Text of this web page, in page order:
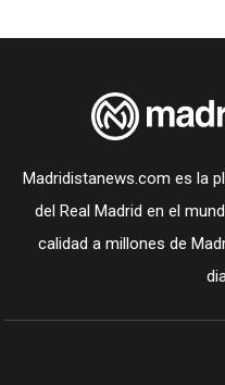
Madridistanews.com es la
del Real Madrid en el
calidad a millones de